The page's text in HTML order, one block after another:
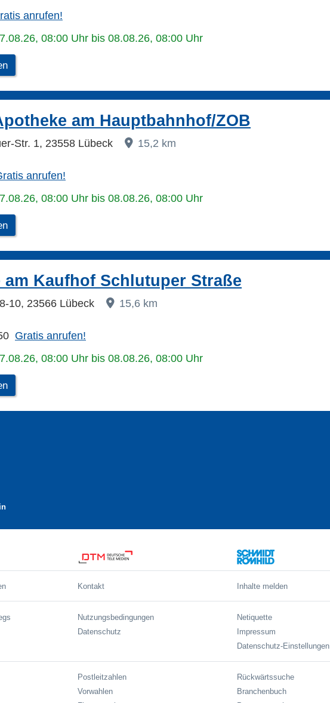
anrufen!
08:00 Uhr bis 08.08.26, 08:00 Uhr
am Hauptbahnhof/ZOB
Str. 1, 23558 Lübeck
15,2 km
anrufen!
08:00 Uhr bis 08.08.26, 08:00 Uhr
am Kaufhof Schlutuper Straße
10, 23566 Lübeck
15,6 km
Gratis anrufen!
08:00 Uhr bis 08.08.26, 08:00 Uhr
Kontakt Inhalte melden
Nutzungsbedingungen
Datenschutz
Netiquette
Impressum
Datenschutz-Einstellungen
Postleitzahlen
Vorwahlen
Rückwärtssuche
Branchenbuch